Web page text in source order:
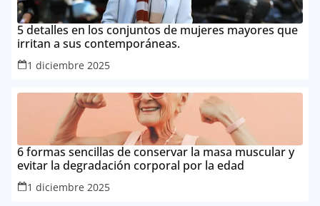
5 detalles en los conjuntos de mujeres mayores que
irritan a sus contemporáneas.
1 diciembre 2025
6 formas sencillas de conservar la masa muscular y
evitar la degradación corporal por la edad
1 diciembre 2025